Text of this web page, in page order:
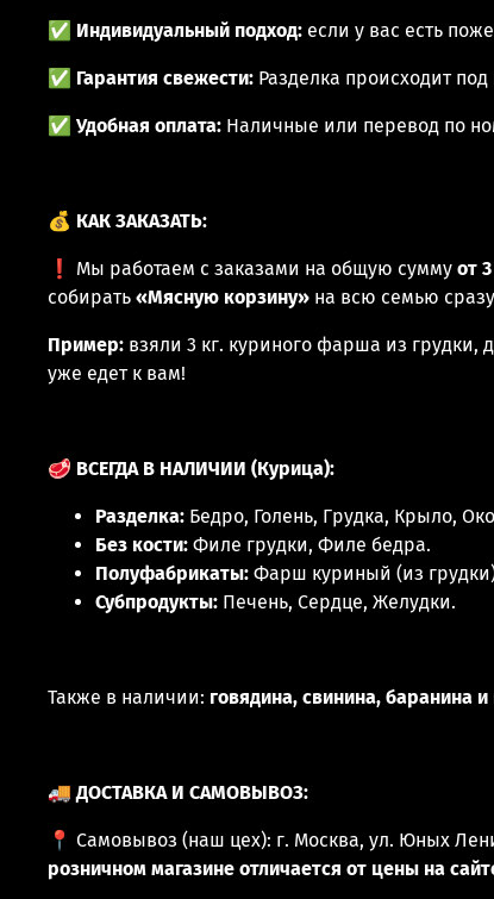
✅ Индивидуальный подход: если у вас есть
✅ Гарантия свежести: Разделка происходит
✅ Удобная оплата: Наличные или перевод по
💰 КАК ЗАКАЗАТЬ:
❗ Мы работаем с заказами на общую сумму от
собирать «Мясную корзину» на всю семью
Пример: взяли 3 кг. куриного фарша из
уже едет к вам!
🥩 ВСЕГДА В НАЛИЧИИ (Курица):
Разделка: Бедро, Голень, Грудка, Крыло,
Без кости: Филе грудки, Филе бедра.
Полуфабрикаты: Фарш куриный (из
Субпродукты: Печень, Сердце, Желудки.
Также в наличии: говядина, свинина, баранина
🚚 ДОСТАВКА И САМОВЫВОЗ:
📍 Самовывоз (наш цех): г. Москва, ул. Юных
розничном магазине отличается от цены на